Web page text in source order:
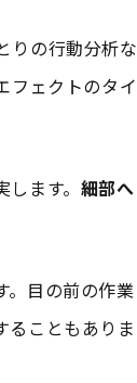
りの行動分析な
フェクトのタイ
ます。 細部へ
。目の前の作業
ることもありま